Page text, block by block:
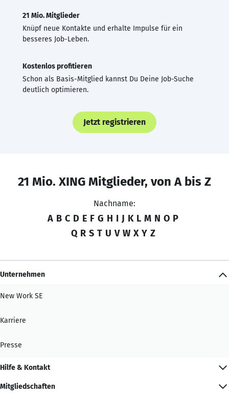
21 Mio. Mitglieder
Knüpf neue Kontakte und erhalte Impulse für ein
besseres Job-Leben.
Kostenlos profitieren
Schon als Basis-Mitglied kannst Du Deine Job-Suche
deutlich optimieren.
Jetzt registrieren
21 Mio. XING Mitglieder, von A bis Z
Nachname:
A B C D E F G H I J K L M N O P
Q R S T U V W X Y Z
Unternehmen
New Work SE
Karriere
Presse
Hilfe & Kontakt
Mitgliedschaften